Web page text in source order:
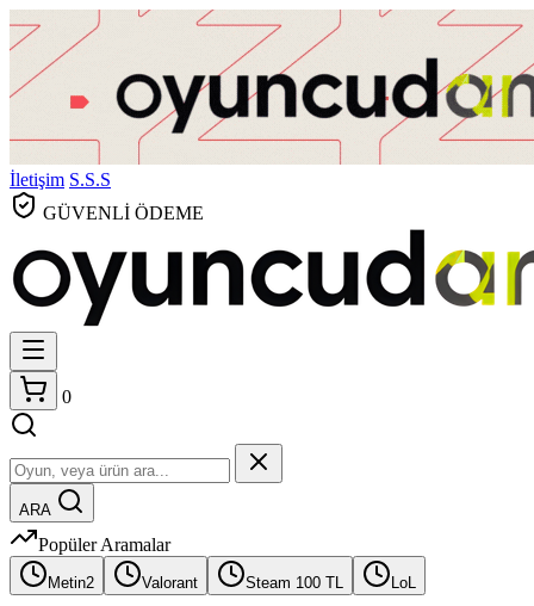
İletişim S.S.S
GÜVENLİ ÖDEME
0
ARA
Popüler Aramalar
Metin2 Valorant Steam 100 TL LoL